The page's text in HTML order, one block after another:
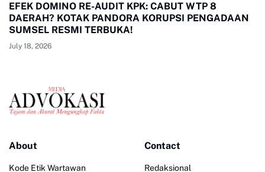
EFEK DOMINO RE-AUDIT KPK: CABUT WTP 8
DAERAH? KOTAK PANDORA KORUPSI PENGADAAN
SUMSEL RESMI TERBUKA!
July 18, 2026
About
Kode Etik Wartawan
Contact
Redaksional